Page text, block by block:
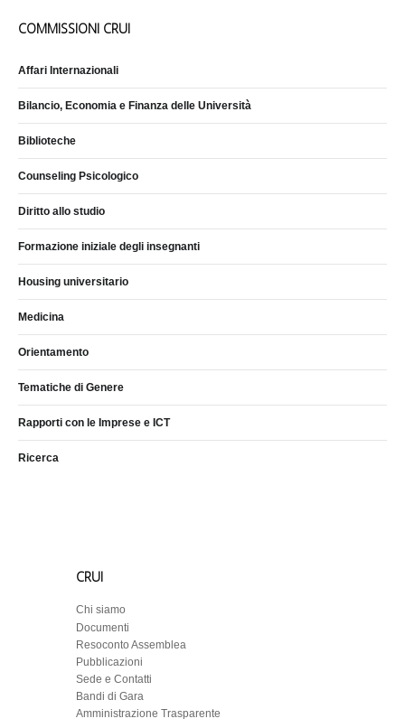
COMMISSIONI CRUI
Affari Internazionali
Bilancio, Economia e Finanza delle Università
Biblioteche
Counseling Psicologico
Diritto allo studio
Formazione iniziale degli insegnanti
Housing universitario
Medicina
Orientamento
Tematiche di Genere
Rapporti con le Imprese e ICT
Ricerca
CRUI
Chi siamo
Documenti
Resoconto Assemblea
Pubblicazioni
Sede e Contatti
Bandi di Gara
Amministrazione Trasparente